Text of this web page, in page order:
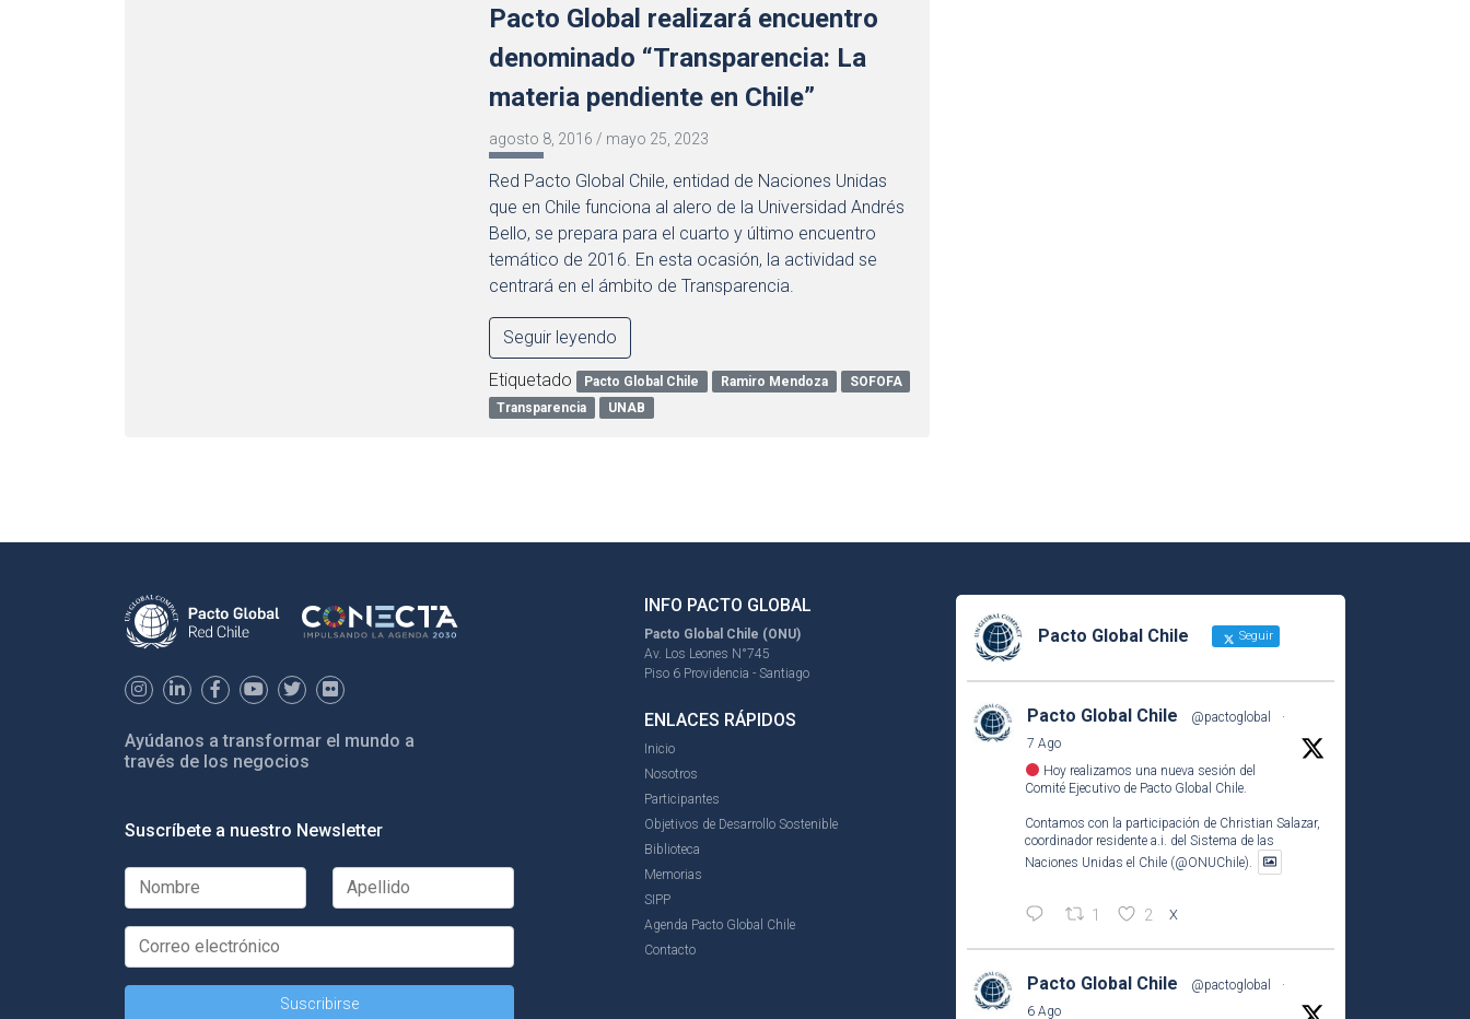
Pacto Global realizará encuentro
denominado “Transparencia: La
materia pendiente en Chile”
agosto 8, 2016 / mayo 25, 2023
Red Pacto Global Chile, entidad de Naciones Unidas
que en Chile funciona al alero de la Universidad Andrés
Bello, se prepara para el cuarto y último encuentro
temático de 2016. En esta ocasión, la actividad se
centrará en el ámbito de Transparencia.
Seguir leyendo
Etiquetado Pacto Global Chile Ramiro Mendoza
SOFOFA
Transparencia
UNAB
Ayúdanos a transformar el mundo a
través de los negocios
Suscríbete a nuestro Newsletter
INFO PACTO GLOBAL
Pacto Global Chile (ONU)
Av. Los Leones N°745
Piso 6 Providencia - Santiago
ENLACES RÁPIDOS
Inicio
Nosotros
Participantes
Objetivos de Desarrollo Sostenible
Biblioteca
Memorias
SIPP
Agenda Pacto Global Chile
Contacto
Pacto Global Chile Seguir
Pacto Global Chile @pactoglobal
·
7 Ago
Hoy realizamos una nueva sesión del
Comité Ejecutivo de Pacto Global Chile.
Contamos con la participación de Christian Salazar,
coordinador residente a.i. del Sistema de las
Naciones Unidas el Chile (@ONUChile).
1 2 X
Pacto Global Chile @pactoglobal
·
6 Ago